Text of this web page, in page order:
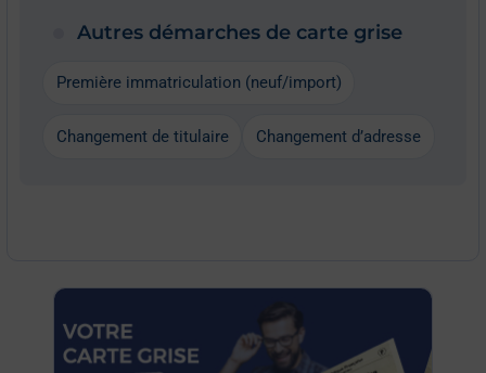
Autres démarches de carte grise
Première immatriculation (neuf/import)
Changement de titulaire Changement d’adresse